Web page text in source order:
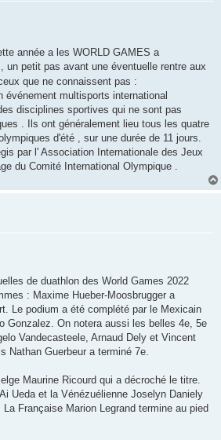
année a les WORLD GAMES a
un petit pas avant une éventuelle rentre aux
que ne connaissent pas :
événement multisports international
disciplines sportives qui ne sont pas
. Ils ont généralement lieu tous les quatre
d'été , sur une durée de 11 jours.
par l' Association Internationale des Jeux
du Comité International Olympique .
de duathlon des World Games 2022
: Maxime Hueber-Moosbrugger a
Le podium a été complété par le Mexicain
Gonzalez. On notera aussi les belles 4e, 5e
Vandecasteele, Arnaud Dely et Vincent
Nathan Guerbeur a terminé 7e.
Maurine Ricourd qui a décroché le titre.
Ueda et la Vénézuélienne Joselyn Daniely
Française Marion Legrand termine au pied